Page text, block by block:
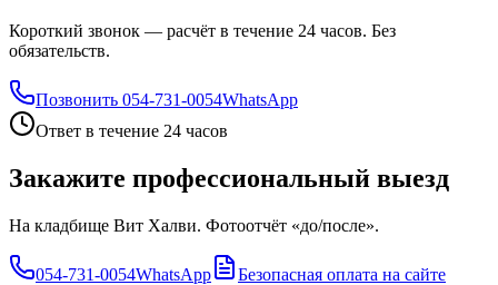
Короткий звонок — расчёт в течение 24 часов. Без
обязательств.
Позвонить 054-731-0054WhatsApp
Ответ в течение 24 часов
Закажите профессиональный выезд
На кладбище Вит Халви. Фотоотчёт «до/после».
054-731-0054WhatsApp
Безопасная оплата на сайте